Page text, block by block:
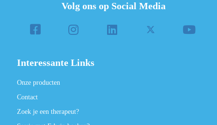
Volg ons op Social Media
Interessante Links
Onze producten
Contact
Zoek je een therapeut?